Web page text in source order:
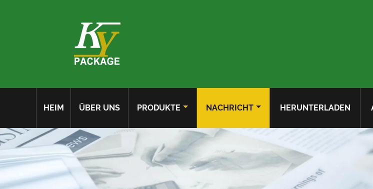
HEIM ÜBER UNS PRODUKTE NACHRICHT HERUNTERLADEN